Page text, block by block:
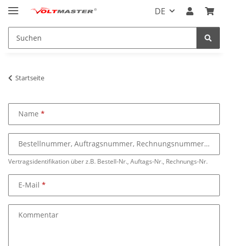
DE
Startseite
Name
Vertragsidentifikation über z.B. Bestell-Nr., Auftags-Nr., Rechnungs-Nr.
Bestellnummer, Auftragsnummer, Rechnungsnummer
E-Mail
Kommentar